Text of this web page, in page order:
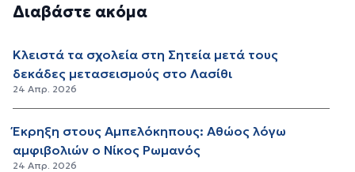
Διαβάστε ακόμα
Κλειστά τα σχολεία στη Σητεία μετά τους
δεκάδες μετασεισμούς στο Λασίθι
24 Απρ. 2026
Έκρηξη στους Αμπελόκηπους: Αθώος λόγω
αμφιβολιών ο Νίκος Ρωμανός
24 Απρ. 2026